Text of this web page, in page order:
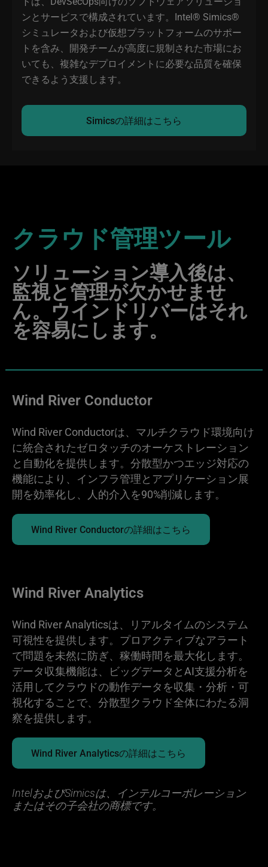
ンとサービスで構成されています。Intel® Simics®
シミュレータおよび仮想プラットフォームのサポー
トを含み、開発チームが高度に規制された市場にお
いても、複雑なデプロイメントに必要な品質を確保
できるよう支援します。
Simicsの詳細はこちら
クラウド管理ツール
ソリューション導入後は、
監視と管理が欠かせませ
ん。ウインドリバーはそれ
を容易にします。
Wind River Conductor
Wind River Conductorは、マルチクラウド環境向け
に統合されたゼロタッチのオーケストレーション
と自動化を提供します。分散型かつエッジ対応の
機能により、インフラ管理とアプリケーション展
開を効率化し、人的介入を90%削減します。
Wind River Conductorの詳細はこちら
Wind River Analytics
Wind River Analyticsは、リアルタイムのシステム
可視性を提供します。プロアクティブなアラート
で問題を未然に防ぎ、稼働時間を最大化します。
データ収集機能は、ビッグデータとAI支援分析を
活用してクラウドの動作データを収集・分析・可
視化することで、分散型クラウド全体にわたる洞
察を提供します。
Wind River Analyticsの詳細はこちら
IntelおよびSimicsは、インテルコーポレーション
またはその子会社の商標です。